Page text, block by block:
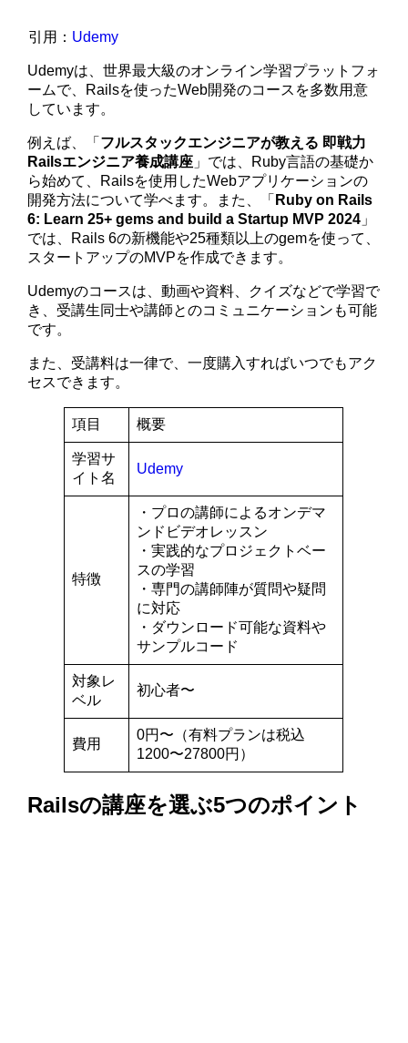
引用： Udemy
Udemyは、世界最大級のオンライン学習プラットフォ
ームで、Railsを使ったWeb開発のコースを多数用意
しています。
例えば、「 フルスタックエンジニアが教える 即戦力
Railsエンジニア養成講座 」では、Ruby言語の基礎か
ら始めて、Railsを使用したWebアプリケーションの
開発方法について学べます。また、「 Ruby on Rails
6: Learn 25+ gems and build a Startup MVP 2024 」
では、Rails 6の新機能や25種類以上のgemを使って、
スタートアップのMVPを作成できます。
Udemyのコースは、動画や資料、クイズなどで学習で
き、受講生同士や講師とのコミュニケーションも可能
です。
また、受講料は一律で、一度購入すればいつでもアク
セスできます。
項目 概要
学習サ
イト名
Udemy
特徴
・プロの講師によるオンデマ
ンドビデオレッスン
・実践的なプロジェクトベー
スの学習
・専門の講師陣が質問や疑問
に対応
・ダウンロード可能な資料や
サンプルコード
対象レ
ベル
初心者〜
費用
0円〜（有料プランは税込
1200〜27800円）
Railsの講座を選ぶ5つのポイント